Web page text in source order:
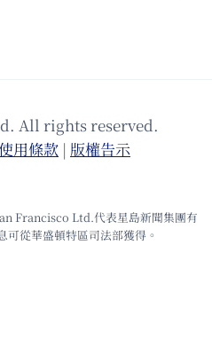
All rights reserved.
⽤條款 | 版權告⽰
Francisco Ltd.代表星島新聞集團有
可從華盛頓特區司法部獲得。